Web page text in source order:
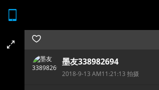
墨友338982694
2018-9-13 AM11:21:13 拍摄